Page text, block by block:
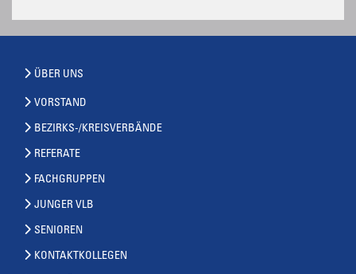
ÜBER UNS
VORSTAND
BEZIRKS-/KREISVERBÄNDE
REFERATE
FACHGRUPPEN
JUNGER VLB
SENIOREN
KONTAKTKOLLEGEN